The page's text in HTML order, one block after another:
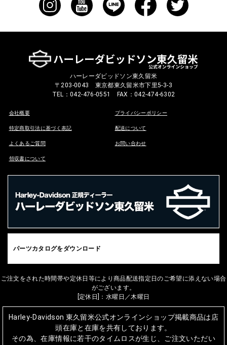
ハーレーダビッドソン東久留米
〒203-0043 東京都東久留米市下里5-3-3
TEL：042-476-0551 FAX：042-474-6302
会社概要 プライバシーポリシー
特定商取引法に基づく表記 配送について
よくあるご質問 お問い合わせ
領収書について
パーツカタログをダウンロード
ご注文をされた時間帯や定休日等により商品配送指定日のご希望に添えない場合
がございます。
[定休日]：水曜日／木曜日
Harley-Davidson 東久留米公式オンラインショップ掲載商品は店
頭在庫と在庫を共有しております。
その為、在庫情報に若干のタイムロスが生じ、ご注文いただい